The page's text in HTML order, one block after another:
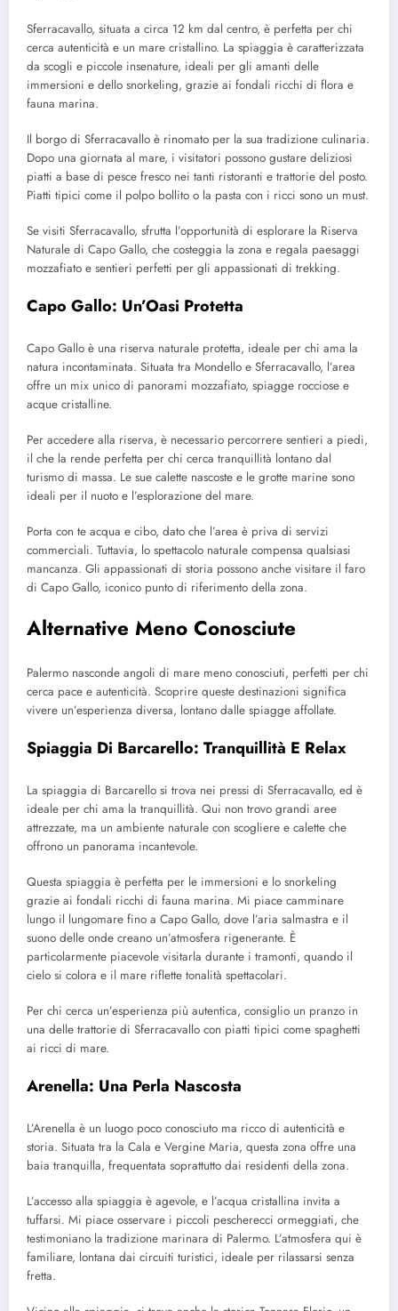
Sferracavallo, situata a circa 12 km dal centro, è perfetta per chi
cerca autenticità e un mare cristallino. La spiaggia è caratterizzata
da scogli e piccole insenature, ideali per gli amanti delle
immersioni e dello snorkeling, grazie ai fondali ricchi di flora e
fauna marina.
Il borgo di Sferracavallo è rinomato per la sua tradizione culinaria.
Dopo una giornata al mare, i visitatori possono gustare deliziosi
piatti a base di pesce fresco nei tanti ristoranti e trattorie del posto.
Piatti tipici come il polpo bollito o la pasta con i ricci sono un must.
Se visiti Sferracavallo, sfrutta l’opportunità di esplorare la Riserva
Naturale di Capo Gallo, che costeggia la zona e regala paesaggi
mozzafiato e sentieri perfetti per gli appassionati di trekking.
Capo Gallo: Un’Oasi Protetta
Capo Gallo è una riserva naturale protetta, ideale per chi ama la
natura incontaminata. Situata tra Mondello e Sferracavallo, l’area
offre un mix unico di panorami mozzafiato, spiagge rocciose e
acque cristalline.
Per accedere alla riserva, è necessario percorrere sentieri a piedi,
il che la rende perfetta per chi cerca tranquillità lontano dal
turismo di massa. Le sue calette nascoste e le grotte marine sono
ideali per il nuoto e l’esplorazione del mare.
Porta con te acqua e cibo, dato che l’area è priva di servizi
commerciali. Tuttavia, lo spettacolo naturale compensa qualsiasi
mancanza. Gli appassionati di storia possono anche visitare il faro
di Capo Gallo, iconico punto di riferimento della zona.
Alternative Meno Conosciute
Palermo nasconde angoli di mare meno conosciuti, perfetti per chi
cerca pace e autenticità. Scoprire queste destinazioni significa
vivere un’esperienza diversa, lontano dalle spiagge affollate.
Spiaggia Di Barcarello: Tranquillità E Relax
La spiaggia di Barcarello si trova nei pressi di Sferracavallo, ed è
ideale per chi ama la tranquillità. Qui non trovo grandi aree
attrezzate, ma un ambiente naturale con scogliere e calette che
offrono un panorama incantevole.
Questa spiaggia è perfetta per le immersioni e lo snorkeling
grazie ai fondali ricchi di fauna marina. Mi piace camminare
lungo il lungomare fino a Capo Gallo, dove l’aria salmastra e il
suono delle onde creano un’atmosfera rigenerante. È
particolarmente piacevole visitarla durante i tramonti, quando il
cielo si colora e il mare riflette tonalità spettacolari.
Per chi cerca un’esperienza più autentica, consiglio un pranzo in
una delle trattorie di Sferracavallo con piatti tipici come spaghetti
ai ricci di mare.
Arenella: Una Perla Nascosta
L’Arenella è un luogo poco conosciuto ma ricco di autenticità e
storia. Situata tra la Cala e Vergine Maria, questa zona offre una
baia tranquilla, frequentata soprattutto dai residenti della zona.
L’accesso alla spiaggia è agevole, e l’acqua cristallina invita a
tuffarsi. Mi piace osservare i piccoli pescherecci ormeggiati, che
testimoniano la tradizione marinara di Palermo. L’atmosfera qui è
familiare, lontana dai circuiti turistici, ideale per rilassarsi senza
fretta.